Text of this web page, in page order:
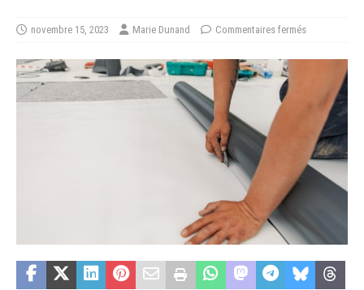
novembre 15, 2023 Marie Dunand Commentaires fermés